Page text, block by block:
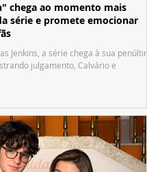
chega ao momento mais
série e promete emocionar
Jenkins, a série chega à sua
julgamento, Calvário e